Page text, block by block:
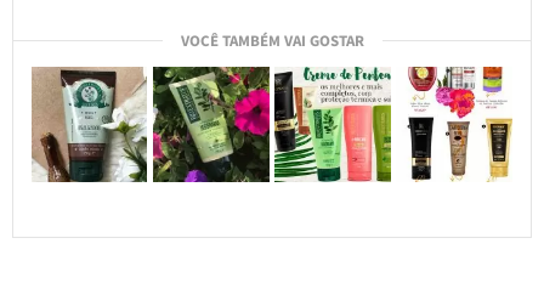
VOCÊ TAMBÉM VAI GOSTAR